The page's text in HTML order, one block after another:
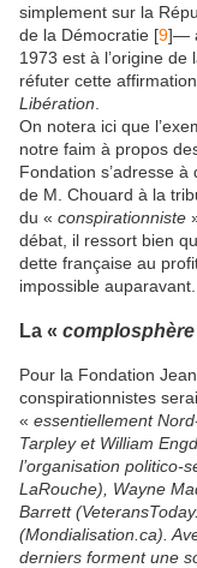
simplement sur la
de la Démocratie [9]—
1973 est à l’origine
réfuter cette
Libération
On notera ici que
notre faim à propos
Fondation s’adresse
de M. Chouard à la
du « conspirationniste
débat, il ressort bien
dette française au
impossible auparavant.
La « complosphère
Pour la Fondation
conspirationnistes
« essentiellement
Tarpley et William
l’organisation politico-
LaRouche), Wayne
Barrett
(Mondialisation.ca).
derniers forment une